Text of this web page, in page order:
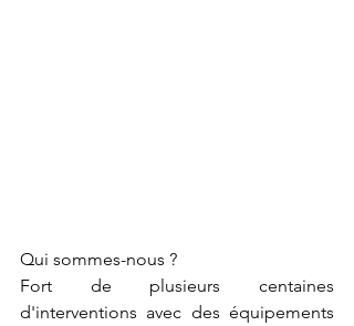
Qui sommes-nous ?
Fort de plusieurs centaines
d'interventions avec des équipements